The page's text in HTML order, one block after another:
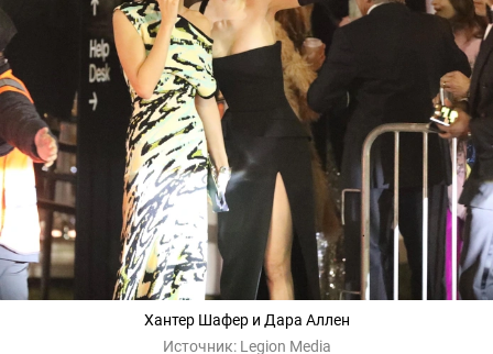
Хантер Шафер и Дара Аллен
Источник: Legion Media